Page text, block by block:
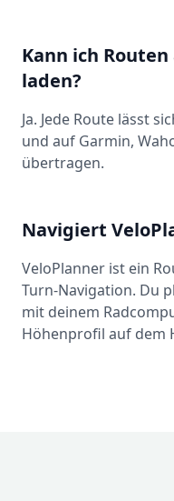
Kann ich
laden?
Ja. Jede Route lässt
und auf Garmin,
übertragen.
Navigiert
VeloPlanner ist ein
Turn-Navigation. Du
mit deinem
Höhenprofil auf dem